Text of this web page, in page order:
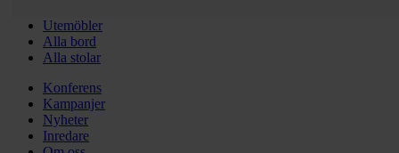
Utemöbler
Alla bord
Alla stolar
Konferens
Kampanjer
Nyheter
Inredare